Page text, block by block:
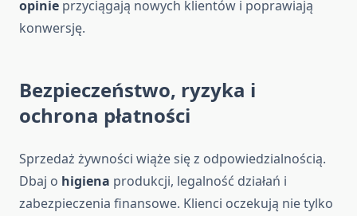
opinie przyciągają nowych klientów i poprawiają
konwersję.
Bezpieczeństwo, ryzyka i
ochrona płatności
Sprzedaż żywności wiąże się z odpowiedzialnością.
Dbaj o higiena produkcji, legalność działań i
zabezpieczenia finansowe. Klienci oczekują nie tylko